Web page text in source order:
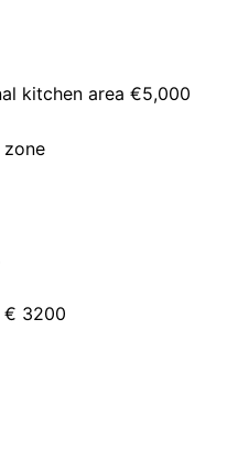
kitchen area €5,000
€ 3200